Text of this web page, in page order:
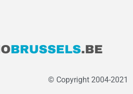
© Copyright 2004-2021